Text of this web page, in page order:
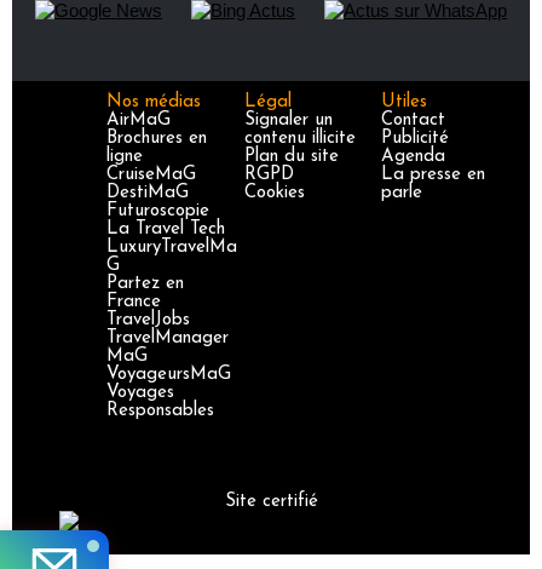
Nos médias
AirMaG
Brochures en
ligne
CruiseMaG
DestiMaG
Futuroscopie
La Travel Tech
LuxuryTravelMa
G
Partez en
France
TravelJobs
TravelManager
MaG
VoyageursMaG
Voyages
Responsables
Légal
Signaler un
contenu illicite
Plan du site
RGPD
Cookies
Utiles
Contact
Publicité
Agenda
La presse en
parle
Site certifié